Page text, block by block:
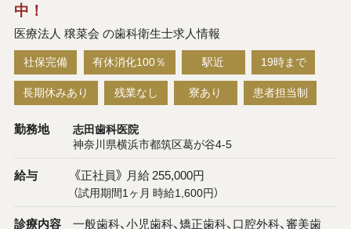
中！
医療法人 穣菜会 の歯科衛生士求人情報
社保完備 有休消化100％ 駅近 19時まで
長期休みあり 残業なし 寮あり 患者担当制
勤務地 志田歯科医院
神奈川県横浜市都筑区葛が谷4-5
給与 《正社員》 月給 255,000円
（試用期間1ヶ月 時給1,600円）
診療内容
一般歯科、小児歯科、矯正歯科、口腔外科、審美歯